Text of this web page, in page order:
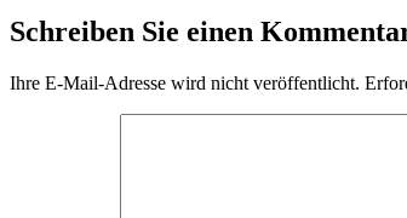
Schreiben Sie einen
Ihre E-Mail-Adresse wird nicht veröffentlicht.